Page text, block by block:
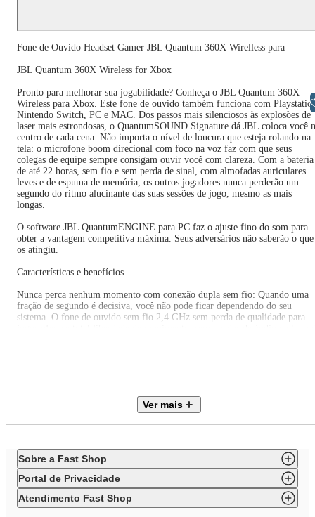
Fone de Ouvido Headset Gamer JBL Quantum 360X Wirelless para
JBL Quantum 360X Wireless for Xbox
Pronto para melhorar sua jogabilidade? Conheça o JBL Quantum 360X
Wireless para Xbox. Este fone de ouvido também funciona com
Nintendo Switch, PC e MAC. Dos passos mais silenciosos às explosões de
laser mais estrondosas, o QuantumSOUND Signature dá JBL coloca você
centro de cada cena. Não importa o nível de loucura que esteja rolando na
tela: o microfone boom direcional com foco na voz faz com que seus
colegas de equipe sempre consigam ouvir você com clareza. Com a bateria
de até 22 horas, sem fio e sem perda de sinal, com almofadas auriculares
leves e de espuma de memória, os outros jogadores nunca perderão um
segundo do ritmo alucinante das suas sessões de jogo, mesmo as mais
longas.
O software JBL QuantumENGINE para PC faz o ajuste fino do som para
obter a vantagem competitiva máxima. Seus adversários não saberão o que
os atingiu.
Características e benefícios
Nunca perca nenhum momento com conexão dupla sem fio: Quando uma
fração de segundo é decisiva, você não pode ficar dependendo do seu
sistema. O fone de ouvido sem fio 2,4 GHz sem perda de qualidade para
QuantumSOUND Signature da JBL faz as cenas de ação se tornarem
Equipado com drivers de 40 mm, o JBL Quantum 360X Wireless para
Faça sua voz ser ouv
EAN: 6925281960789
Itens inclusos:
01 Fone de Ouvido Headset Gamer JBL Quantum 360X Wirelless para
Ver mais
Sobre a Fast Shop
Portal de Privacidade
Atendimento Fast Shop
Libras